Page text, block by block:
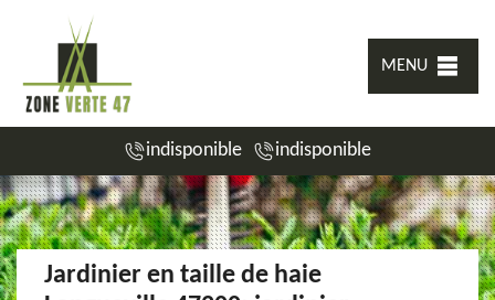
MENU
indisponible indisponible
Jardinier en taille de haie